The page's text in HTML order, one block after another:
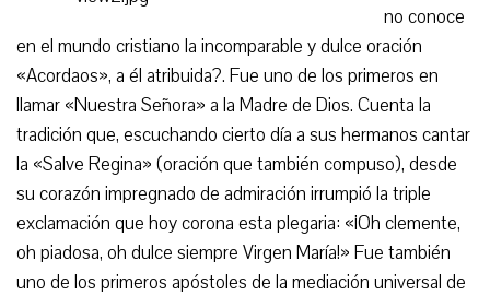
no conoce
en el mundo cristiano la incomparable y dulce oración
«Acordaos», a él atribuida?. Fue uno de los primeros en
llamar «Nuestra Señora» a la Madre de Dios. Cuenta la
tradición que, escuchando cierto día a sus hermanos cantar
la «Salve Regina» (oración que también compuso), desde
su corazón impregnado de admiración irrumpió la triple
exclamación que hoy corona esta plegaria: «¡Oh clemente,
oh piadosa, oh dulce siempre Virgen María!» Fue también
uno de los primeros apóstoles de la mediación universal de